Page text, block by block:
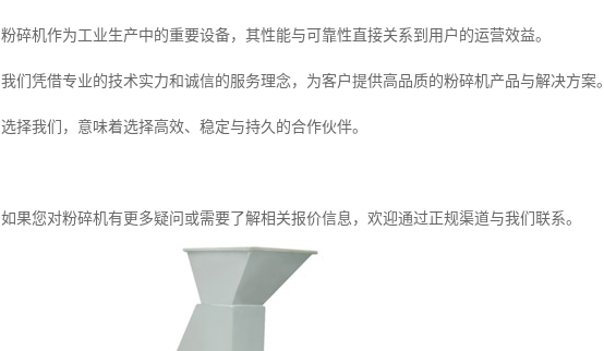
粉碎机作为工业生产中的重要设备，其性能与可靠性直接关系到用户的运营效益。
我们凭借专业的技术实力和诚信的服务理念，为客户提供高品质的粉碎机产品与解决方案
选择我们，意味着选择高效、稳定与持久的合作伙伴。
如果您对粉碎机有更多疑问或需要了解相关报价信息，欢迎通过正规渠道与我们联系。